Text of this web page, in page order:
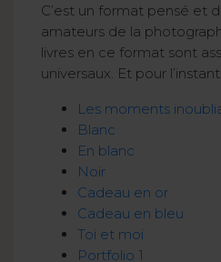
C’est un format pensé et
amateurs de la
livres en ce format sont
universaux. Et pour
Les moments
Blanc
En blanc
Noir
Cadeau en or
Cadeau en bleu
Toi et moi
Portfolio 1